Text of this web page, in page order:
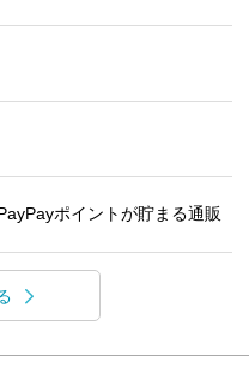
ポイントが貯まる通販